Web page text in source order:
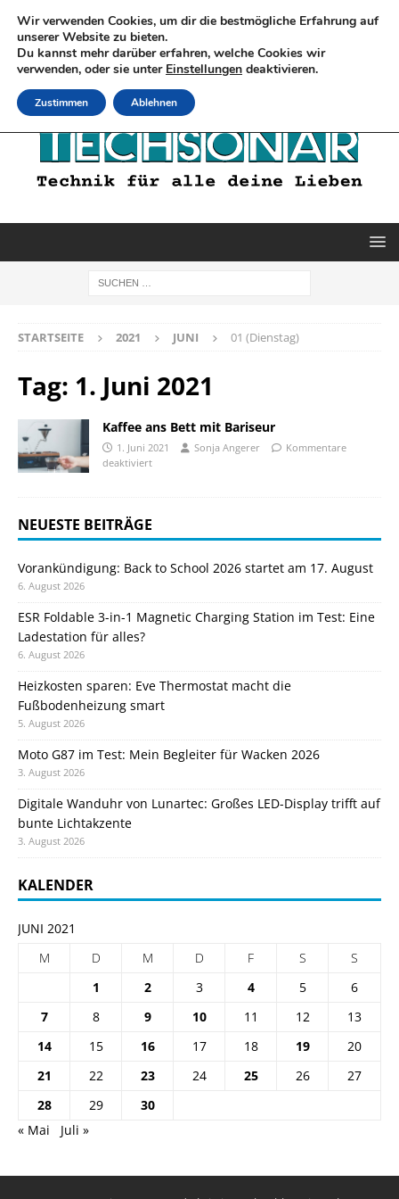
STARTSEITE 2021 JUNI 01 (Dienstag)
Tag: 1. Juni 2021
Kaffee ans Bett mit Bariseur
1. Juni 2021 Sonja Angerer
Kommentare
deaktiviert
NEUESTE BEITRÄGE
Vorankündigung: Back to School 2026 startet am 17. August
6. August 2026
ESR Foldable 3-in-1 Magnetic Charging Station im Test: Eine
Ladestation für alles?
6. August 2026
Heizkosten sparen: Eve Thermostat macht die
Fußbodenheizung smart
5. August 2026
Moto G87 im Test: Mein Begleiter für Wacken 2026
3. August 2026
Digitale Wanduhr von Lunartec: Großes LED-Display trifft auf
bunte Lichtakzente
3. August 2026
KALENDER
JUNI 2021
M
D M D F S
S
1
2 3 4 5
6
7
8 9 10 11 12
13
14
15 16 17 18 19
20
21
22 23 24 25 26
27
28
29
30
« Mai
Juli »
Wir verwenden Cookies, um dir die bestmögliche Erfahrung auf
unserer Website zu bieten.
Du kannst mehr darüber erfahren, welche Cookies wir
verwenden, oder sie unter Einstellungen deaktivieren.
Zustimmen Ablehnen